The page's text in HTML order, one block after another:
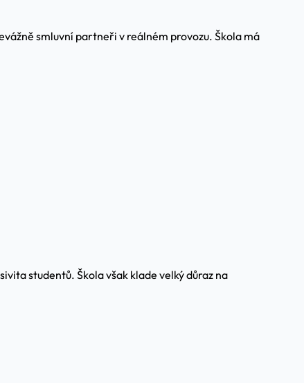
smluvní partneři v reálném provozu. Škola má
studentů. Škola však klade velký důraz na